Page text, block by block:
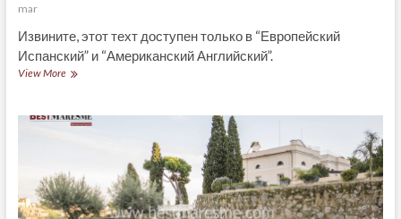
mar
Извините, этот техт доступен только в “Европейский
Испанский” и “Американский Английский”.
View More(Español)
venta
naturaleza